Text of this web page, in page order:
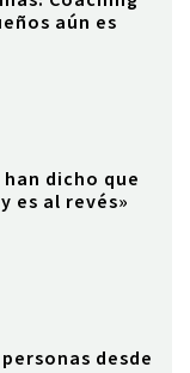
aún es
dicho que
es al revés»
desde